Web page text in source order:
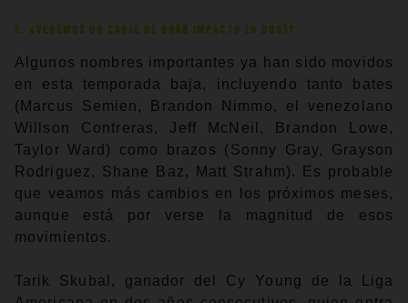
2. ¿Veremos un canje de gran impacto (o dos)?
Algunos nombres importantes ya han sido movidos
en esta temporada baja, incluyendo tanto bates
(Marcus Semien, Brandon Nimmo, el venezolano
Willson Contreras, Jeff McNeil, Brandon Lowe,
Taylor Ward) como brazos (Sonny Gray, Grayson
Rodriguez, Shane Baz, Matt Strahm). Es probable
que veamos más cambios en los próximos meses,
aunque está por verse la magnitud de esos
movimientos.
Tarik Skubal, ganador del Cy Young de la Liga